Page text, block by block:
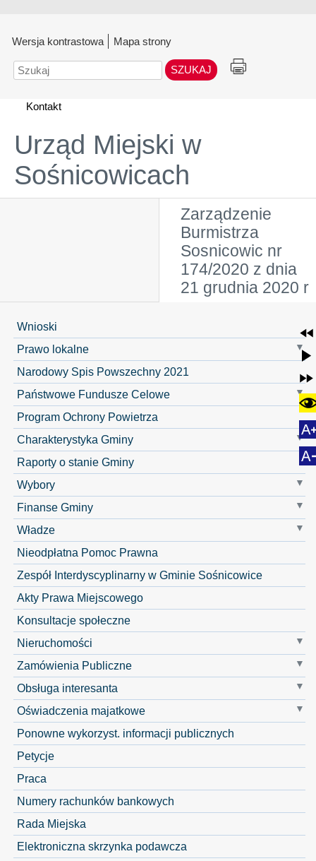
Wersja kontrastowa Mapa strony
Szukaj
Kontakt
Urząd Miejski w
Sośnicowicach
Zarządzenie
Burmistrza
Sosnicowic nr
174/2020 z dnia
21 grudnia 2020 r
Wnioski
Prawo lokalne
Narodowy Spis Powszechny 2021
Państwowe Fundusze Celowe
Program Ochrony Powietrza
Charakterystyka Gminy
Raporty o stanie Gminy
Wybory
Finanse Gminy
Władze
Nieodpłatna Pomoc Prawna
Zespół Interdyscyplinarny w Gminie Sośnicowice
Akty Prawa Miejscowego
Konsultacje społeczne
Nieruchomości
Zamówienia Publiczne
Obsługa interesanta
Oświadczenia majatkowe
Ponowne wykorzyst. informacji publicznych
Petycje
Praca
Numery rachunków bankowych
Rada Miejska
Elektroniczna skrzynka podawcza